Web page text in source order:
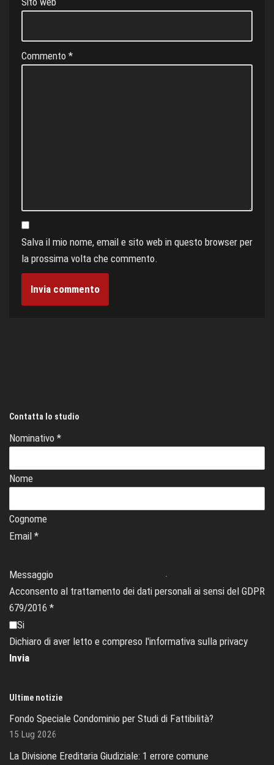
Commento *
Salva il mio nome, email e sito web in questo browser per
la prossima volta che commento.
Contatta lo studio
Nominativo *
Nome
Cognome
Email *
Messaggio
Acconsento al trattamento dei dati personali ai sensi del GDPR
679/2016 *
Si
Dichiaro di aver letto e compreso l'informativa sulla privacy
Invia
Ultime notizie
Fondo Speciale Condominio per Studi di Fattibilità?
15 Lug 2026
La Divisione Ereditaria Giudiziale: 1 errore comune